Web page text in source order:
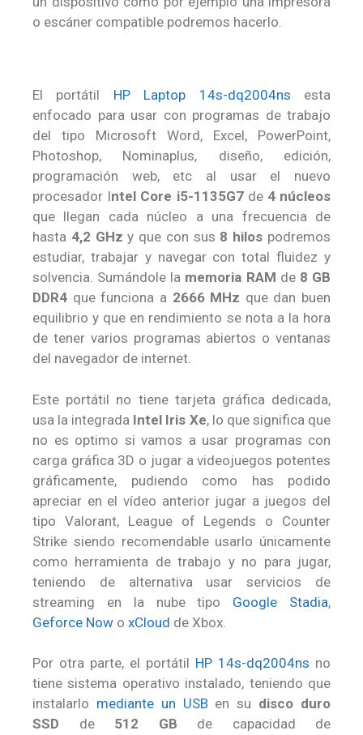
o escáner compatible podremos hacerlo.
El portátil HP Laptop 14s-dq2004ns esta
enfocado para usar con programas de trabajo
del tipo Microsoft Word, Excel, PowerPoint,
Photoshop, Nominaplus, diseño, edición,
programación web, etc al usar el nuevo
procesador Intel Core i5-1135G7de 4 núcleos
que llegan cada núcleo a una frecuencia de
hasta 4,2 GHz y que con sus 8 hilos podremos
estudiar, trabajar y navegar con total fluidez y
solvencia. Sumándole la memoria RAM de 8 GB
DDR4 que funciona a 2666 MHz que dan buen
equilibrio y que en rendimiento se nota a la hora
de tener varios programas abiertos o ventanas
del navegador de internet.
Este portátil no tiene tarjeta gráfica dedicada,
usa la integrada Intel Iris Xe, lo que significa que
no es optimo si vamos a usar programas con
carga gráfica 3D o jugar a videojuegos potentes
gráficamente, pudiendo como has podido
apreciar en el vídeo anterior jugar a juegos del
tipo Valorant, League of Legends o Counter
Strike siendo recomendable usarlo únicamente
como herramienta de trabajo y no para jugar,
teniendo de alternativa usar servicios de
streaming en la nube tipo Google Stadia,
Geforce Now o xCloud de Xbox.
Por otra parte, el portátil HP 14s-dq2004ns no
tiene sistema operativo instalado, teniendo que
instalarlo mediante un USB en su disco duro
SSD de 512 GB de capacidad de